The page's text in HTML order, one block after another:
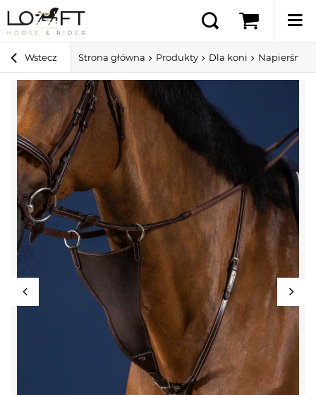
Wstecz Strona główna Produkty Dla koni Napierśniki